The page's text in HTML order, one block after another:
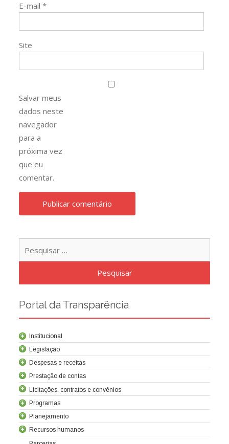
E-mail*
Site
Salvar meus
dados neste
navegador
para a
próxima vez
que eu
comentar.
Portal da Transparência
Institucional
Legislação
Despesas e receitas
Prestação de contas
Balanços
Licitações, contratos e convênios
Programas
Planejamento
Recursos humanos